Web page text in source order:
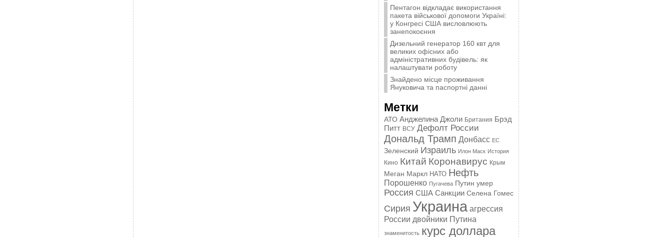
Пентагон відкладає використання
пакета військової допомоги Україні:
у Конгресі США висловлюють
занепокоєння
Дизельний генератор 160 квт для
великих офісних або
адміністративних будівель: як
налаштувати роботу
Знайдено місце проживання
Януковича та паспортні данні
Метки
АТО Анджелина Джоли Британия Брэд
Питт ВСУ Дефолт России
Дональд Трамп Донбасс ЕС
Зеленский Израиль Илон Маск История
Кино Китай Коронавирус Крым
Меган Маркл НАТО Нефть
Порошенко Пугачева Путин умер
Россия США Санкции Селена Гомес
Сирия Украина агрессия
России двойники Путина
знаменитость курс доллара